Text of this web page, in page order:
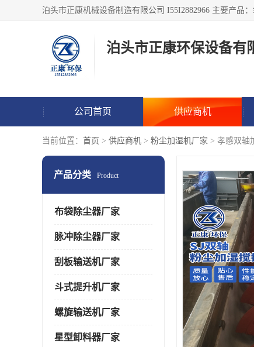
泊头市正康环保设备有
公司首页 供应商机
当前位置： 首页 > 供应商机 > 粉尘加湿机厂家 > 孝感双轴
产品分类 Product
布袋除尘器厂家
脉冲除尘器厂家
刮板输送机厂家
斗式提升机厂家
螺旋输送机厂家
星型卸料器厂家